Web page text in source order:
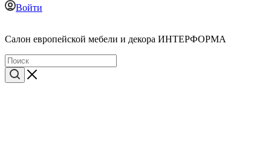
Войти
Cалон европейской мебели и декора ИНТЕРФОРМА